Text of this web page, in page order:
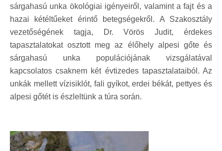
sárgahasú unka ökológiai igényeiről, valamint a fajt és a
hazai kétéltűeket érintő betegségekről. A Szakosztály
vezetőségének tagja, Dr. Vörös Judit, érdekes
tapasztalatokat osztott meg az élőhely alpesi gőte és
sárgahasú unka populációjának vizsgálatával
kapcsolatos csaknem két évtizedes tapasztalataiból. Az
unkák mellett vízisiklót, fali gyíkot, erdei békát, pettyes és
alpesi gőtét is észleltünk a túra során.